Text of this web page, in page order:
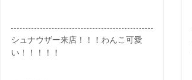
シュナウザー来店！！！わんこ可愛
い！！！！！